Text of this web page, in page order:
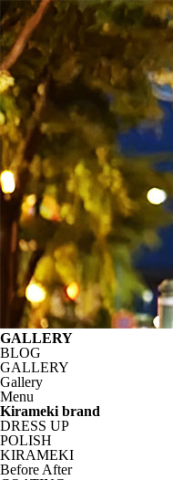
GALLERY
BLOG
GALLERY
Gallery
Menu
Kirameki brand
DRESS UP
POLISH
KIRAMEKI
Before After